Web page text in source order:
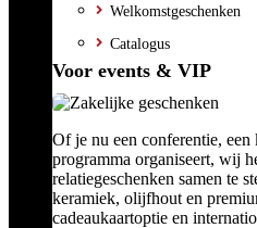
Welkomstgeschenken
Catalogus
Voor events & VIP
Of je nu een conferentie,
programma organiseert, wij
relatiegeschenken samen te
keramiek, olijfhout en
cadeaukaartoptie en